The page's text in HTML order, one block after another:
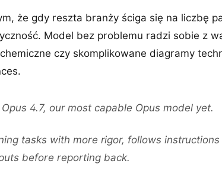
że gdy reszta branży ściga się na liczbę
Model bez problemu radzi sobie z
czy skomplikowane diagramy
4.7, our most capable Opus model yet.
tasks with more rigor, follows
before reporting back.